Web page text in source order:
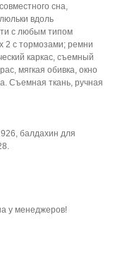
сна,
вдоль
с любым типом
2 с тормозами; ремни
каркас, съемный
мягкая обивка, окно
Съемная ткань, ручная
балдахин для
у менеджеров!